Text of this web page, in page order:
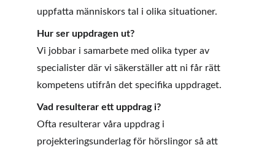
uppfatta människors tal i olika situationer.
Hur ser uppdragen ut?
Vi jobbar i samarbete med olika typer av
specialister där vi säkerställer att ni får rätt
kompetens utifrån det specifika uppdraget.
Vad resulterar ett uppdrag i?
Ofta resulterar våra uppdrag i
projekteringsunderlag för hörslingor så att